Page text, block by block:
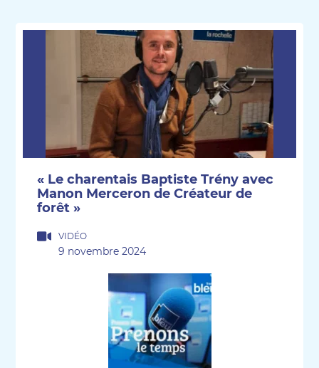
« Le charentais Baptiste Trény avec
Manon Merceron de Créateur de
forêt »
VIDÉO
9 novembre 2024